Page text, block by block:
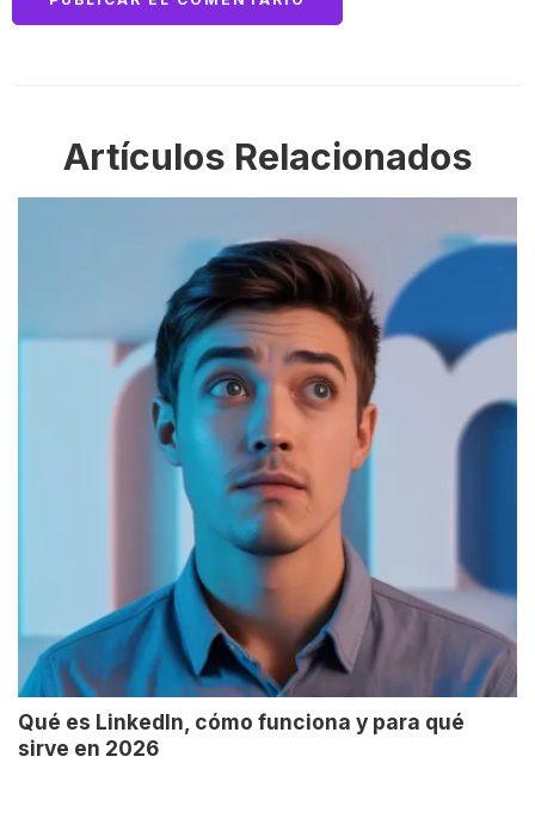
Artículos Relacionados
Qué es LinkedIn, cómo funciona y para qué
sirve en 2026